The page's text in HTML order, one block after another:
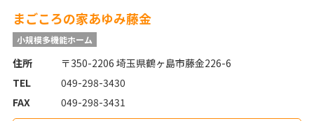
まごころの家あゆみ藤金
小規模多機能ホーム
住所
〒350-2206 埼玉県鶴ヶ島市藤金226-6
TEL
049-298-3430
FAX
049-298-3431